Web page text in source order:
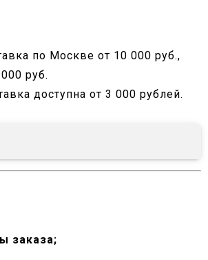
по Москве от 10 000 руб.,
руб.
доступна от 3 000 рублей.
заказа;